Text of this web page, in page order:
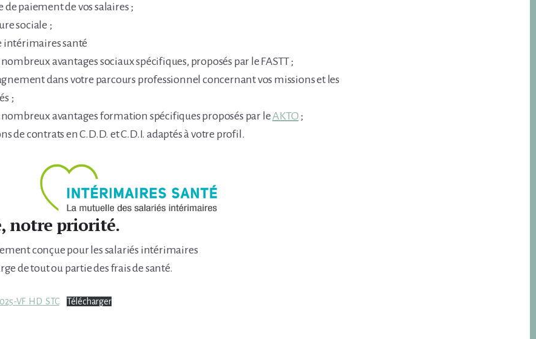
de paiement de vos salaires ;
sociale ;
intérimaires santé
nombreux avantages sociaux spécifiques, proposés par le FASTT ;
dans votre parcours professionnel concernant vos missions et les
;
nombreux avantages formation spécifiques proposés par leAKTO ;
de contrats en C.D.D. et C.D.I. adaptés à votre profil.
notre priorité.
conçue pour les salariés intérimaires
de tout ou partie des frais de santé.
VF_HD_STC Télécharger